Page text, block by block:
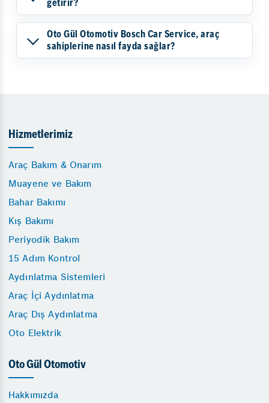
getirir?
Oto Gül Otomotiv Bosch Car Service, araç
sahiplerine nasıl fayda sağlar?
Hizmetlerimiz
Araç Bakım & Onarım
Muayene ve Bakım
Bahar Bakımı
Kış Bakımı
Periyodik Bakım
15 Adım Kontrol
Aydınlatma Sistemleri
Araç İçi Aydınlatma
Araç Dış Aydınlatma
Oto Elektrik
Oto Gül Otomotiv
Hakkımızda